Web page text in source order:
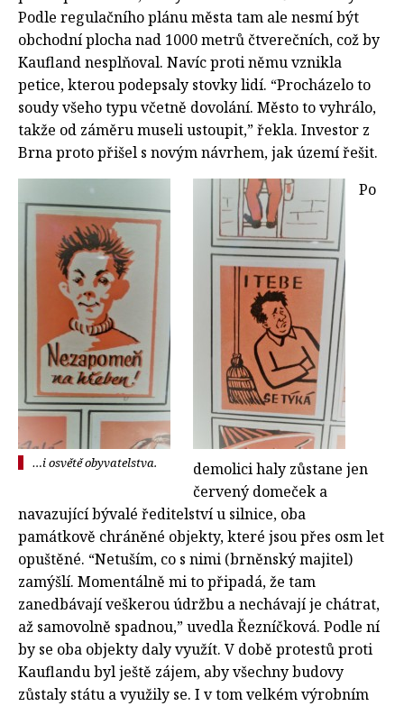
Podle regulačního plánu města tam ale nesmí být
obchodní plocha nad 1000 metrů čtverečních, což by
Kaufland nesplňoval. Navíc proti němu vznikla
petice, kterou podepsaly stovky lidí. “Procházelo to
soudy všeho typu včetně dovolání. Město to vyhrálo,
takže od záměru museli ustoupit,” řekla. Investor z
Brna proto přišel s novým návrhem, jak území řešit.
…i osvětě obyvatelstva.
Po
demolici haly zůstane jen
červený domeček a
navazující bývalé ředitelství u silnice, oba
památkově chráněné objekty, které jsou přes osm let
opuštěné. “Netuším, co s nimi (brněnský majitel)
zamýšlí. Momentálně mi to připadá, že tam
zanedbávají veškerou údržbu a nechávají je chátrat,
až samovolně spadnou,” uvedla Řezníčková. Podle ní
by se oba objekty daly využít. V době protestů proti
Kauflandu byl ještě zájem, aby všechny budovy
zůstaly státu a využily se. I v tom velkém výrobním